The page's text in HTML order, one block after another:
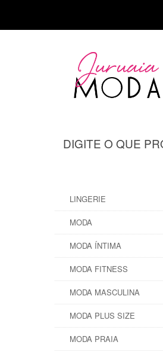
DIGITE O QUE
LINGERIE
MODA
MODA ÍNTIMA
MODA FITNESS
MODA MASCULINA
MODA PLUS SIZE
MODA PRAIA